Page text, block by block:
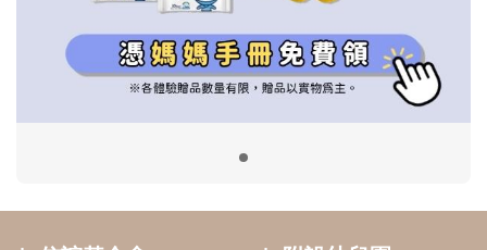
2022信誼年度報告
2023信誼年度報告
2024信誼年度報告
小袋鼠幼師網